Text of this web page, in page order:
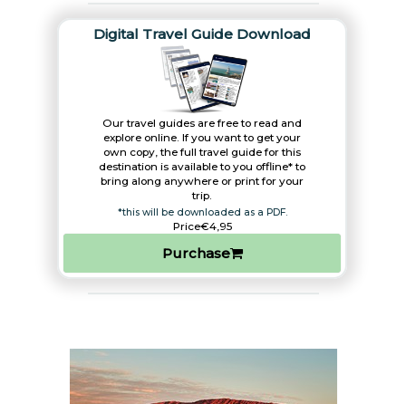
Digital Travel Guide Download
Our travel guides are free to read and
explore online. If you want to get your
own copy, the full travel guide for this
destination is available to you offline* to
bring along anywhere or print for your
trip.​
*this will be downloaded as a PDF.
Price€4,95
Purchase